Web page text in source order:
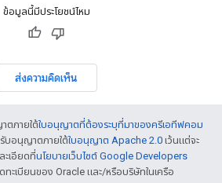
ข้อมูลนี้มีประโยชน์ไหม
ส่งความคิดเห็น
ตภายใต้ใบอนุญาตที่ต้องระบุที่มาของครีเอทีฟคอม
บอนุญาตภายใต้ใบอนุญาต Apache 2.0 เว้นแต่จะ
ะเอียดที่นโยบายเว็บไซต์ Google Developers
ทะเบียนของ Oracle และ/หรือบริษัทในเครือ